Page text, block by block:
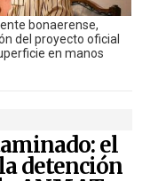
bonaerense,
del proyecto oficial
en manos
el
detención